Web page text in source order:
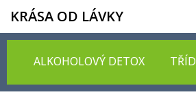
KRÁSA OD LÁVKY
ALKOHOLOVÝ DETOX